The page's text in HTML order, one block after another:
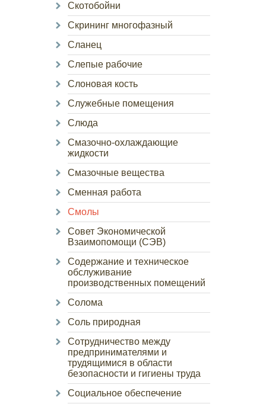
Скотобойни
Скрининг многофазный
Сланец
Слепые рабочие
Слоновая кость
Служебные помещения
Слюда
Смазочно-охлаждающие
жидкости
Смазочные вещества
Сменная работа
Смолы
Совет Экономической
Взаимопомощи (СЭВ)
Содержание и техническое
обслуживание
производственных помещений
Солома
Соль природная
Сотрудничество между
предпринимателями и
трудящимися в области
безопасности и гигиены труда
Социальное обеспечение